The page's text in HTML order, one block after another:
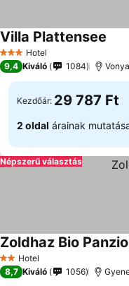
3 Kategória
Hotel
Villa Plattensee
9,4 Kiváló 1084
Kezdőár: 29 787 Ft
2 oldal árainak
Népszerű választás
2 Kategória
Hotel
Zoldhaz Bio Panzio
8,7 Kiváló 1056